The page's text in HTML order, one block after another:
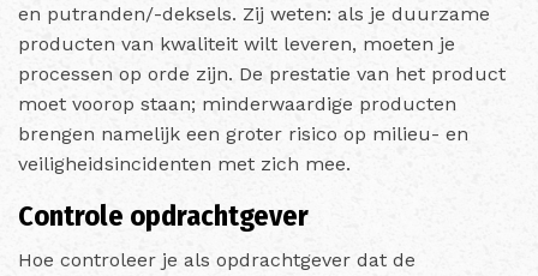
en putranden/-deksels. Zij weten: als je duurzame
producten van kwaliteit wilt leveren, moeten je
processen op orde zijn. De prestatie van het product
moet voorop staan; minderwaardige producten
brengen namelijk een groter risico op milieu- en
veiligheidsincidenten met zich mee.
Controle opdrachtgever
Hoe controleer je als opdrachtgever dat de